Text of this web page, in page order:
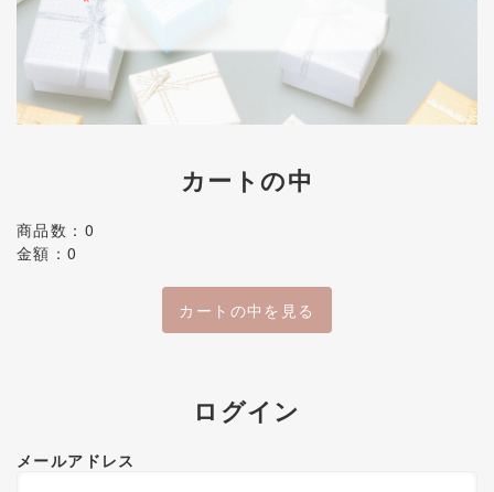
カートの中
商品数：0
金額：0
カートの中を見る
ログイン
メールアドレス